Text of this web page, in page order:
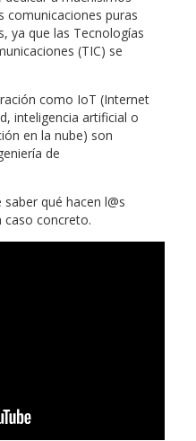
comunicaciones puras
ya que las Tecnologías
(TIC) se
como IoT (Internet
inteligencia artificial o
en la nube) son
de
qué hacen l@s
caso concreto.